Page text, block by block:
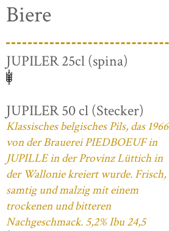
Biere
JUPILER 25cl (spina)
JUPILER 50 cl (Stecker)
Klassisches belgisches Pils, das 1966
von der Brauerei PIEDBOEUF in
JUPILLE in der Provinz Lüttich in
der Wallonie kreiert wurde. Frisch,
samtig und malzig mit einem
trockenen und bitteren
Nachgeschmack. 5,2% Ibu 24,5